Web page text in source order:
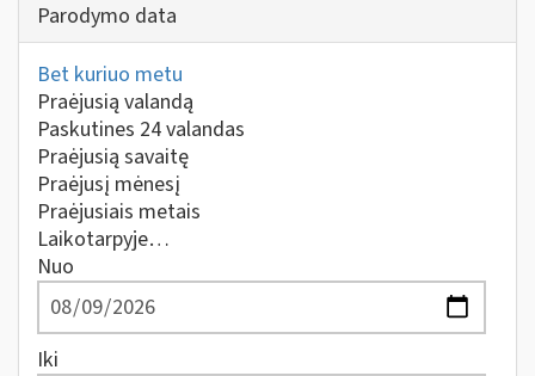
Parodymo data
Bet kuriuo metu
Praėjusią valandą
Paskutines 24 valandas
Praėjusią savaitę
Praėjusį mėnesį
Praėjusiais metais
Laikotarpyje…
Nuo
Iki